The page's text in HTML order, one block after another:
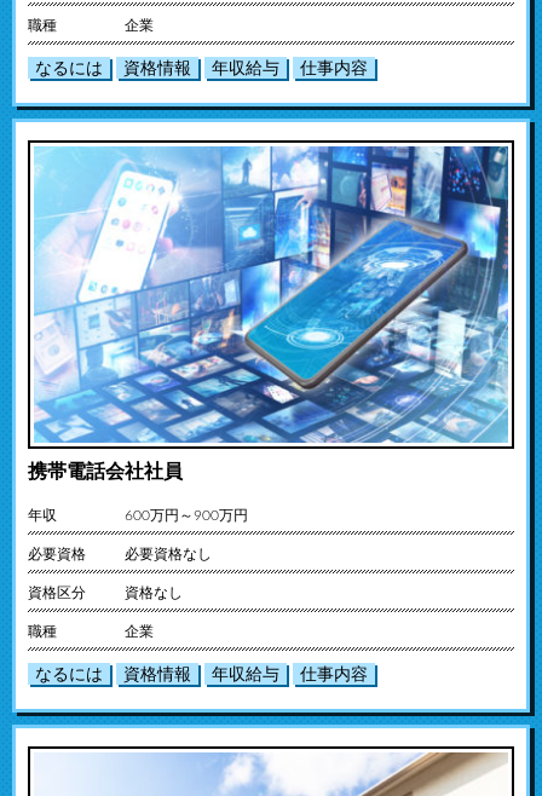
職種 企業
なるには 資格情報 年収給与 仕事内容
携帯電話会社社員
年収 600万円～900万円
必要資格 必要資格なし
資格区分 資格なし
職種 企業
なるには 資格情報 年収給与 仕事内容